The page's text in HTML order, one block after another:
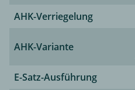
AHK-Verriegelung
AHK-Variante
E-Satz-Ausführung